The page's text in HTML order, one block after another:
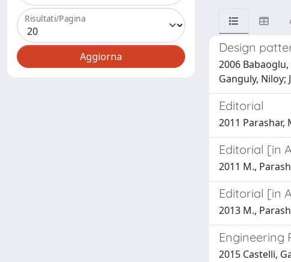
Risultati/Pagina
Design
2006
Ganguly,
Editorial
2011 Parashar,
Editorial [in
2011 M.,
Editorial [in
2013 M.,
Engineering
2015 Castelli,